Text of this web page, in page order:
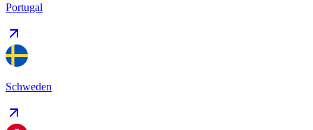
Portugal
Schweden